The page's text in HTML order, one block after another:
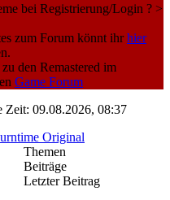
bei Registrierung/Login ? >
zum Forum könnt ihrhier
den Remastered im
Game Forum
Zeit: 09.08.2026, 08:37
Original
Themen
Beiträge
Letzter Beitrag